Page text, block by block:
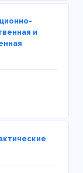
и